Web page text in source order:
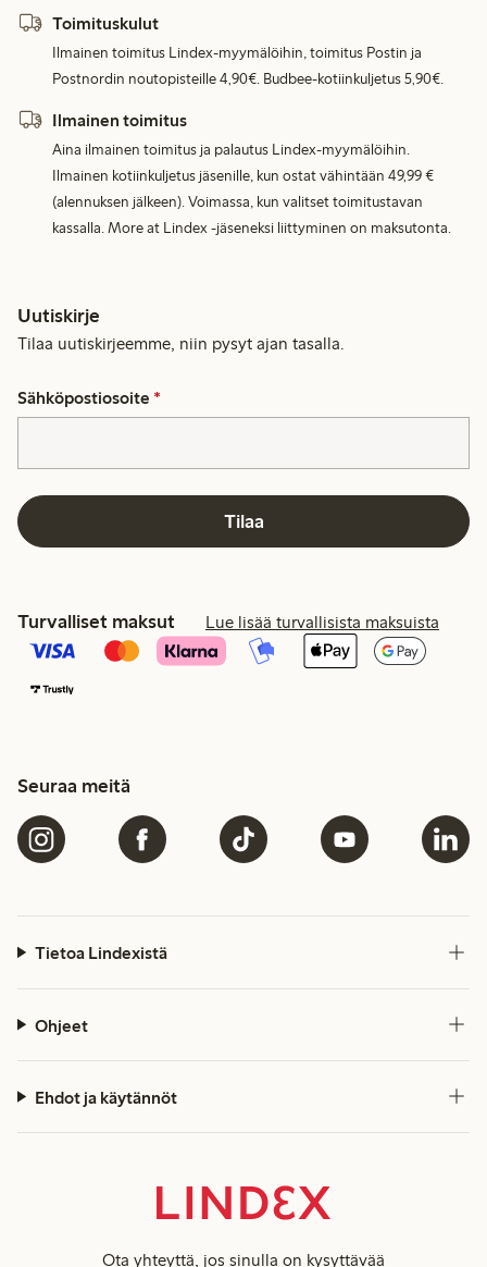
Toimituskulut
Ilmainen toimitus Lindex-myymälöihin, toimitus Postin ja
Postnordin noutopisteille 4,90€. Budbee-kotiinkuljetus 5,90€.
Ilmainen toimitus
Aina ilmainen toimitus ja palautus Lindex-myymälöihin.
Ilmainen kotiinkuljetus jäsenille, kun ostat vähintään 49,99 €
(alennuksen jälkeen). Voimassa, kun valitset toimitustavan
kassalla. More at Lindex -jäseneksi liittyminen on maksutonta.
Uutiskirje
Tilaa uutiskirjeemme, niin pysyt ajan tasalla.
Sähköpostiosoite *
Tilaa
Turvalliset maksut Lue lisää turvallisista maksuista
Seuraa meitä
Tietoa Lindexistä
Ohjeet
Ehdot ja käytännöt
Ota yhteyttä, jos sinulla on kysyttävää